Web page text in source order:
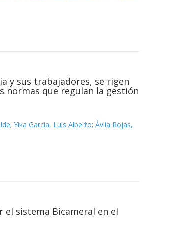
y sus trabajadores, se rigen
normas que regulan la gestión
; Yika García, Luis Alberto; Ávila Rojas,
sistema Bicameral en el